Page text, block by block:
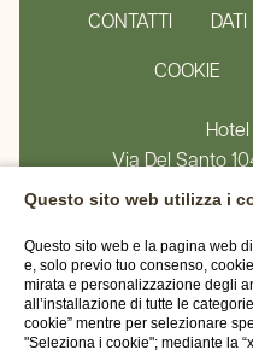
CONTATTI
COOKIE
Via Del Santo
Tel.
P.iva
CIN
WEBSITE
Questo sito web utilizza i
Questo sito web e la pagina web
e, solo previo tuo consenso,
mirata e personalizzazione degli
all’installazione di tutte le
cookie” mentre per selezionare
"Seleziona i cookie"; mediante la